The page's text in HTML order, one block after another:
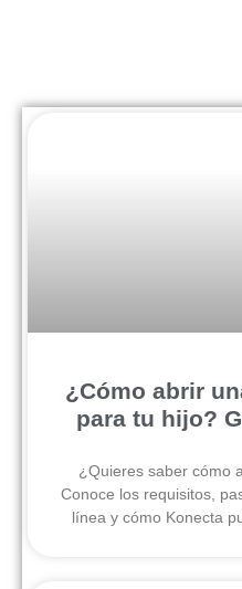
¿Cómo abrir
para tu hijo?
¿Quieres saber cómo
Conoce los requisitos,
línea y cómo Konecta